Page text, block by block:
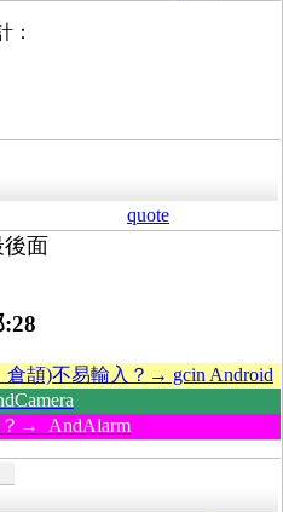
：
quote
面
頡)不易輸入？→ gcin Android
？→ AndAlarm